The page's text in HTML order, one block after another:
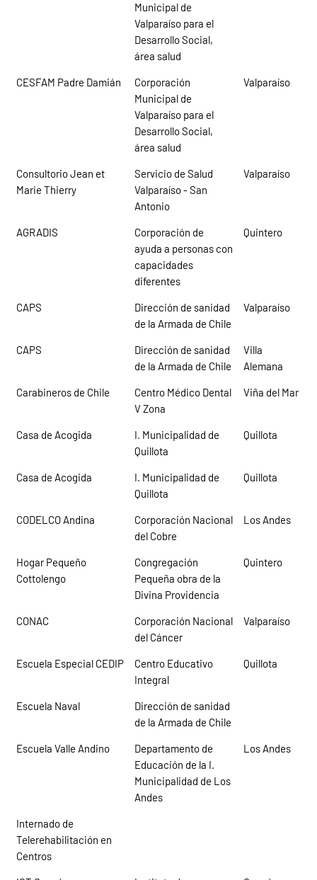
Municipal de
Valparaíso para el
Desarrollo Social,
área salud
CESFAM Padre Damián
Corporación
Municipal de
Valparaíso para el
Desarrollo Social,
área salud
Valparaíso
Consultorio Jean et
Marie Thierry
Servicio de Salud
Valparaíso - San
Antonio
Valparaíso
AGRADIS
Corporación de
ayuda a personas con
capacidades
diferentes
Quintero
CAPS
Dirección de sanidad
de la Armada de Chile
Valparaíso
CAPS
Dirección de sanidad
de la Armada de Chile
Villa
Alemana
Carabineros de Chile
Centro Médico Dental
V Zona
Viña del Mar
Casa de Acogida
I. Municipalidad de
Quillota
Quillota
Casa de Acogida
I. Municipalidad de
Quillota
Quillota
CODELCO Andina
Corporación Nacional
del Cobre
Los Andes
Hogar Pequeño
Cottolengo
Congregación
Pequeña obra de la
Divina Providencia
Quintero
CONAC
Corporación Nacional
del Cáncer
Valparaíso
Escuela Especial CEDIP
Centro Educativo
Integral
Quillota
Escuela Naval
Dirección de sanidad
de la Armada de Chile
Escuela Valle Andino
Departamento de
Educación de la I.
Municipalidad de Los
Andes
Los Andes
Internado de
Telerehabilitación en
Centros